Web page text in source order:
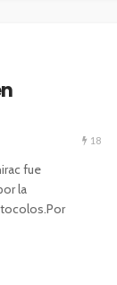
18
fue
la